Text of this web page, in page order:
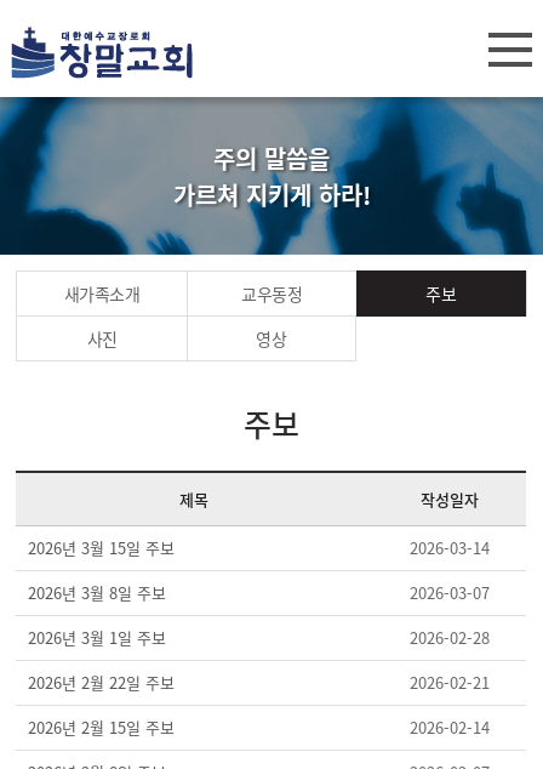
주의 말씀을
가르쳐 지키게 하라!
새가족소개 교우동정
주보
사진
영상
주보
제목 작성일자
2026년 3월 15일 주보
2026-03-14
2026년 3월 8일 주보
2026-03-07
2026년 3월 1일 주보
2026-02-28
2026년 2월 22일 주보
2026-02-21
2026년 2월 15일 주보
2026-02-14